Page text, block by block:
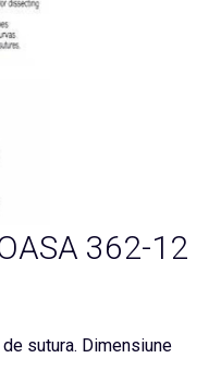
362-12
sutura. Dimensiune